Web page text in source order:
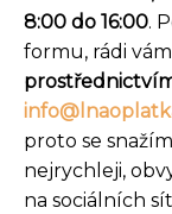
8:00 do 16:00.
formu, rádi
proto se
nejrychleji,
na sociálních